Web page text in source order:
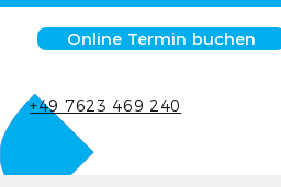
Online Termin buchen
+49 7623 469 240